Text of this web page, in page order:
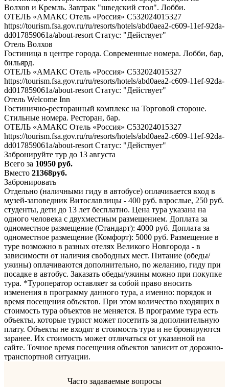
Волхов и Кремль. Завтрак "шведский стол". Лобби.
ОТЕЛЬ «АМАКС Отель «Россия» С532024015327
https://tourism.fsa.gov.ru/ru/resorts/hotels/abd0aea2-c609-11ef-92da-
dd017859061a/about-resort Статус: "Действует"
Отель Волхов
Гостиница в центре города. Современные номера. Лобби, бар,
бильярд.
ОТЕЛЬ «АМАКС Отель «Россия» С532024015327
https://tourism.fsa.gov.ru/ru/resorts/hotels/abd0aea2-c609-11ef-92da-
dd017859061a/about-resort Статус: "Действует"
Отель Welcome Inn
Гостинично-ресторанный комплекс на Торговой стороне.
Стильные номера. Ресторан, бар.
ОТЕЛЬ «АМАКС Отель «Россия» С532024015327
https://tourism.fsa.gov.ru/ru/resorts/hotels/abd0aea2-c609-11ef-92da-
dd017859061a/about-resort Статус: "Действует"
Забронируйте тур до 13 августа
Всего за 10950 руб.
Вместо 21368руб.
Забронировать
Отдельно (наличными гиду в автобусе) оплачивается вход в
музей-заповедник Витославлицы - 400 руб. взрослые, 250 руб.
студенты, дети до 13 лет бесплатно. Цена тура указана на
одного человека с двухместным размещением. Доплата за
одноместное размещение (Стандарт): 4000 руб. Доплата за
одноместное размещение (Комфорт): 5000 руб. Размещение в
туре возможно в разных отелях Великого Новгорода - в
зависимости от наличия свободных мест. Питание (обеды/
ужины) оплачиваются дополнительно, по желанию, гиду при
посадке в автобус. Заказать обеды/ужины можно при покупке
тура. *Туроператор оставляет за собой право вносить
изменения в программу данного тура, а именно: порядок и
время посещения объектов. При этом количество входящих в
стоимость тура объектов не меняется. В программе тура есть
объекты, которые турист может посетить за дополнительную
плату. Объекты не входят в стоимость тура и не бронируются
заранее. Их стоимость может отличаться от указанной на
сайте. Точное время посещения объектов зависит от дорожно-
транспортной ситуации.
Часто задаваемые вопросы